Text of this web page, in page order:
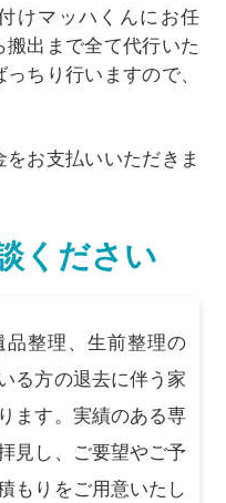
けマッハくんにお任
出まで全て代行いた
ちり行いますので、
お支払いいただきま
ください
整理、生前整理の
る方の退去に伴う家
ます。実績のある専
見し、ご要望やご予
もりをご用意いたし